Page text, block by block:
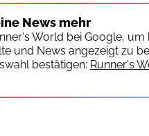
News mehr
World bei Google,
und News angezeigt zu
bestätigen: Runner's